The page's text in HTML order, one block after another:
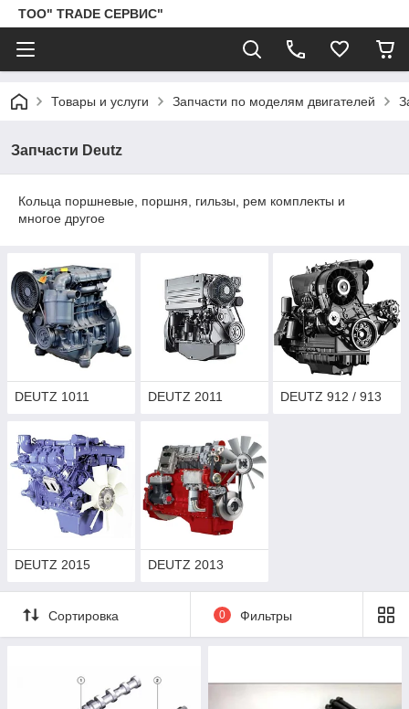
ТОО" TRADE СЕРВИС"
Товары и услуги Запчасти по моделям двигателей
Запчасти Deutz
Кольца поршневые, поршня, гильзы, рем комплекты и
многое другое
DEUTZ 1011 DEUTZ 2011 DEUTZ 912 / 913
DEUTZ 2015 DEUTZ 2013
Сортировка 0 Фильтры